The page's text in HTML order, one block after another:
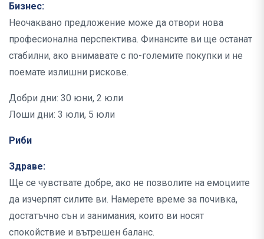
Бизнес:
Неочаквано предложение може да отвори нова
професионална перспектива. Финансите ви ще останат
стабилни, ако внимавате с по-големите покупки и не
поемате излишни рискове.
Добри дни: 30 юни, 2 юли
Лоши дни: 3 юли, 5 юли
Риби
Здраве:
Ще се чувствате добре, ако не позволите на емоциите
да изчерпят силите ви. Намерете време за почивка,
достатъчно сън и занимания, които ви носят
спокойствие и вътрешен баланс.